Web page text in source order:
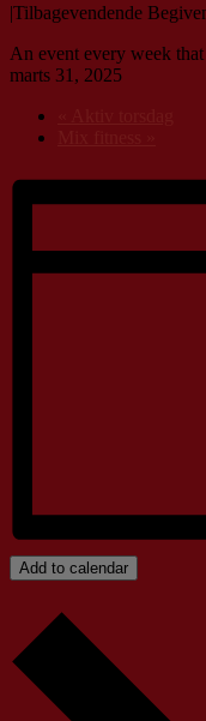
|Tilbagevendende
An event every week
marts 31, 2025
Add to calendar